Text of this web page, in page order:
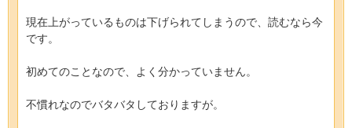
現在上がっているものは下げられてしまうので、読むなら今
です。
初めてのことなので、よく分かっていません。
不慣れなのでバタバタしておりますが。